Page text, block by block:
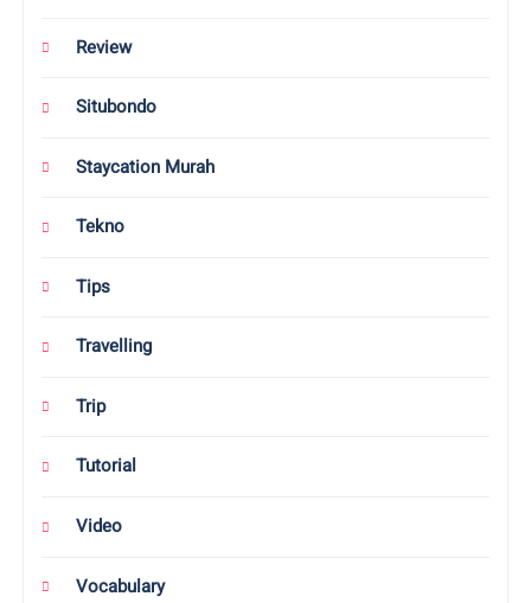
Review
Situbondo
Staycation Murah
Tekno
Tips
Travelling
Trip
Tutorial
Video
Vocabulary